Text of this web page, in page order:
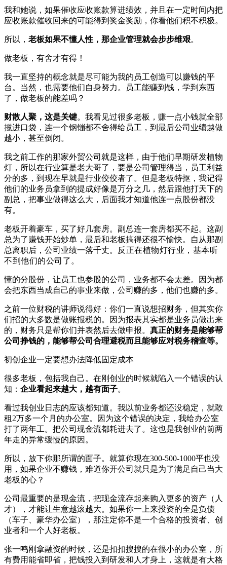
我和她说，如果催收应收账款算进绩效，并且在一定时间内把
应收账款催收回来的可能得到奖金奖励，你看他们积不积极。
所以， 老板如果不懂人性，那企业管理就会步步维艰。
做老板，有舍才有得！
我一直坚持的概念就是尽可能为我的员工创造可以赚钱的平
台。当然，也需要他们自身努力。员工能赚到钱，学到东西
了，做老板的能差吗？
财散人聚，这是关键。我看见过很多老板，赚一点小钱就全部
揽进口袋，连一个钢镚都不舍得给员工，到最后公司业绩越做
越小，甚至倒闭。
我之前工作的那家外贸公司就是这样，由于他们早期研发植物
灯，所以在行业算是老大哥了，要是公司管理得当，员工利益
分的多，到现在早就是行业佼佼者了。但是老板特抠，我记得
他们的业务员拿到的提成好像是万分之几，然后跟他打天下的
副总，把事业做得这么大，后面我才知道他连一点股份都没
有。
老板开着豪车，买了好几套房。副总连一套房都买不起。这副
总为了赚钱开始炒单，最后和老板搞得还很不愉快。自从那副
总离职后，公司业绩一落千丈。
反正在植物灯行业，基本听
不到他们的公司了。
懂的分股份，让员工也参股的公司，业务都不会太差。因为都
会把东西当成自己的事业来做，公司赚的多，他们也赚的多。
之前一位财税的讲师说得好：你们一直说想招财务，但其实你
们招的大多数是做账报税的。因为报表其实都是业务员做出来
的，财务只是帮你们并表然后去做申报。 真正的财务是能够帮
公司挣钱的，能够帮公司合理避税而且能够应对税务稽查等。
初创企业一定要想办法降低固定成本
很多老板，包括我自己。在刚创业的时候就陷入一个错误的认
知： 企业看起来越大，越有面子。
看过我创业日志的应该都知道。我以前业务都还没稳定，就敢
租2万多一个月的办公室。因为这个错误的决定，我给办公室
打了两年工。把公司现金流都耗进去了。这也是我创业的前两
年走的异常缓慢的原因。
所以，放下你那所谓的面子。就算你现在300-500-1000平也没
用，如果企业不赚钱，难道你开公司就只是为了满足自己当大
老板的心？
公司最重要的是现金流，把现金流存起来购入更多的资产（人
才），才能让生意越滚越大。如果你一上来投资的全是负债
（车子、豪华办公室），那注定你不是一个合格的投资者、创
业者和一个人好老板。
张一鸣刚拿融资的时候，还是扣扣搜搜的在很小的办公室，所
有费用能省即省，把钱投入到研发和人才身上，这就是有大格